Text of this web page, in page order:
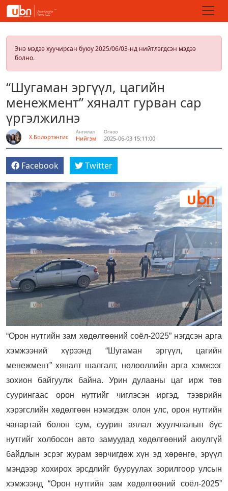
Энэ мэдээ хуучирсан буюу 2025/06/03-нд нийтлэгдсэн мэдээ
болно.
“Шугаман эргүүл, цагийн
менежмент” хяналт гурван сар
үргэлжилнэ
Х.Болортэнгис
Ангилал
Нийгэм
Огноо
2025-06-03 15:11:00
Facebook Twitter
“Орон нутгийн зам хөдөлгөөний соёл-2025” нэгдсэн арга
хэмжээний хүрээнд “Шугаман эргүүл, цагийн
менежмент” хяналт шалгалт, нөлөөллийн арга хэмжээг
зохион байгуулж байна. Урин дулааны цаг ирж төв
суурингаас орон нутгийг чиглэсэн иргэд, тээврийн
хэрэгслийн хөдөлгөөн нэмэгдэж олон улс, орон нутгийн
чанартай болон сум, суурин аялал жуулчлалын бүс
нутгийг холбосон авто замуудад хөдөлгөөний аюулгүй
байдлын эсрэг журам зөрчигдөж хүн эд хөрөнгө, эрүүл
мэндээр хохирох эрсдлийг бууруулах зорилгоор улсын
хэмжээнд “Орон нутгийн зам хөдөлгөөний соёл-2025”